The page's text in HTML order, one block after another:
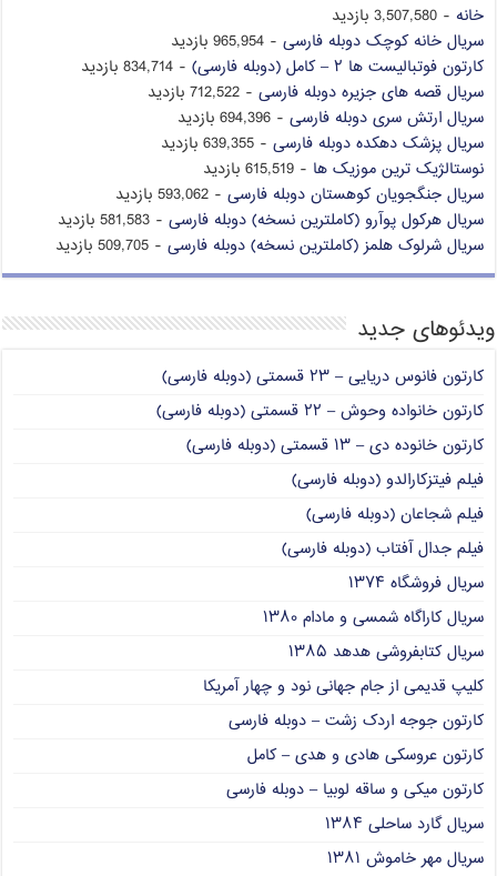
خانه - 3,507,580 بازدید
سریال خانه کوچک دوبله فارسی - 965,954 بازدید
کارتون فوتبالیست ها ۲ – کامل (دوبله فارسی)
- 834,714 بازدید
سریال قصه های جزیره دوبله فارسی - 712,522 بازدید
سریال ارتش سری دوبله فارسی - 694,396 بازدید
سریال پزشک دهکده دوبله فارسی - 639,355 بازدید
نوستالژیک ترین موزیک ها - 615,519 بازدید
سریال جنگجویان کوهستان دوبله فارسی - 593,062 بازدید
سریال هرکول پوآرو (کاملترین نسخه) دوبله فارسی - 581,583 بازدید
سریال شرلوک هلمز (کاملترین نسخه) دوبله فارسی - 509,705 بازدید
ویدئوهای جدید
کارتون فانوس دریایی – ۲۳ قسمتی (دوبله فارسی)
کارتون خانواده وحوش – ۲۲ قسمتی (دوبله فارسی)
کارتون خانوده دی – ۱۳ قسمتی (دوبله فارسی)
فیلم فیتزکارالدو (دوبله فارسی)
فیلم شجاعان (دوبله فارسی)
فیلم جدال آفتاب (دوبله فارسی)
سریال فروشگاه ۱۳۷۴
سریال کاراگاه شمسی و مادام ۱۳۸۰
سریال کتابفروشی هدهد ۱۳۸۵
کلیپ قدیمی از جام جهانی نود و چهار آمریکا
کارتون جوجه اردک زشت – دوبله فارسی
کارتون عروسکی هادی و هدی – کامل
کارتون میکی و ساقه لوبیا – دوبله فارسی
سریال گارد ساحلی ۱۳۸۴
سریال مهر خاموش ۱۳۸۱